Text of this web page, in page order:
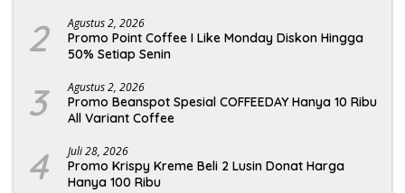
2 Agustus 2, 2026
Promo Point Coffee I Like Monday Diskon Hingga
50% Setiap Senin
3 Agustus 2, 2026
Promo Beanspot Spesial COFFEEDAY Hanya 10 Ribu
All Variant Coffee
4 Juli 28, 2026
Promo Krispy Kreme Beli 2 Lusin Donat Harga
Hanya 100 Ribu